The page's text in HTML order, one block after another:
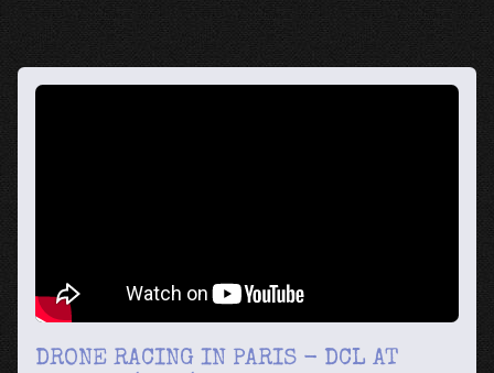
DRONE RACING IN PARIS - DCL AT